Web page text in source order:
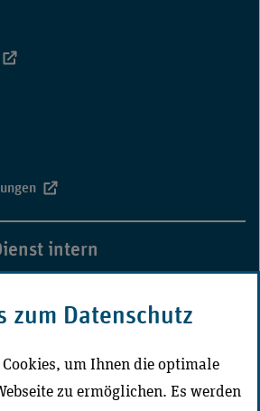
intern
zum Datenschutz
um Ihnen die optimale
zu ermöglichen. Es werden